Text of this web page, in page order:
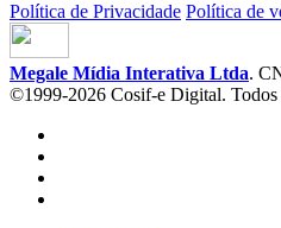
Política de Privacidade Política de
Megale Mídia Interativa Ltda.
©1999-2026 Cosif-e Digital. Todos